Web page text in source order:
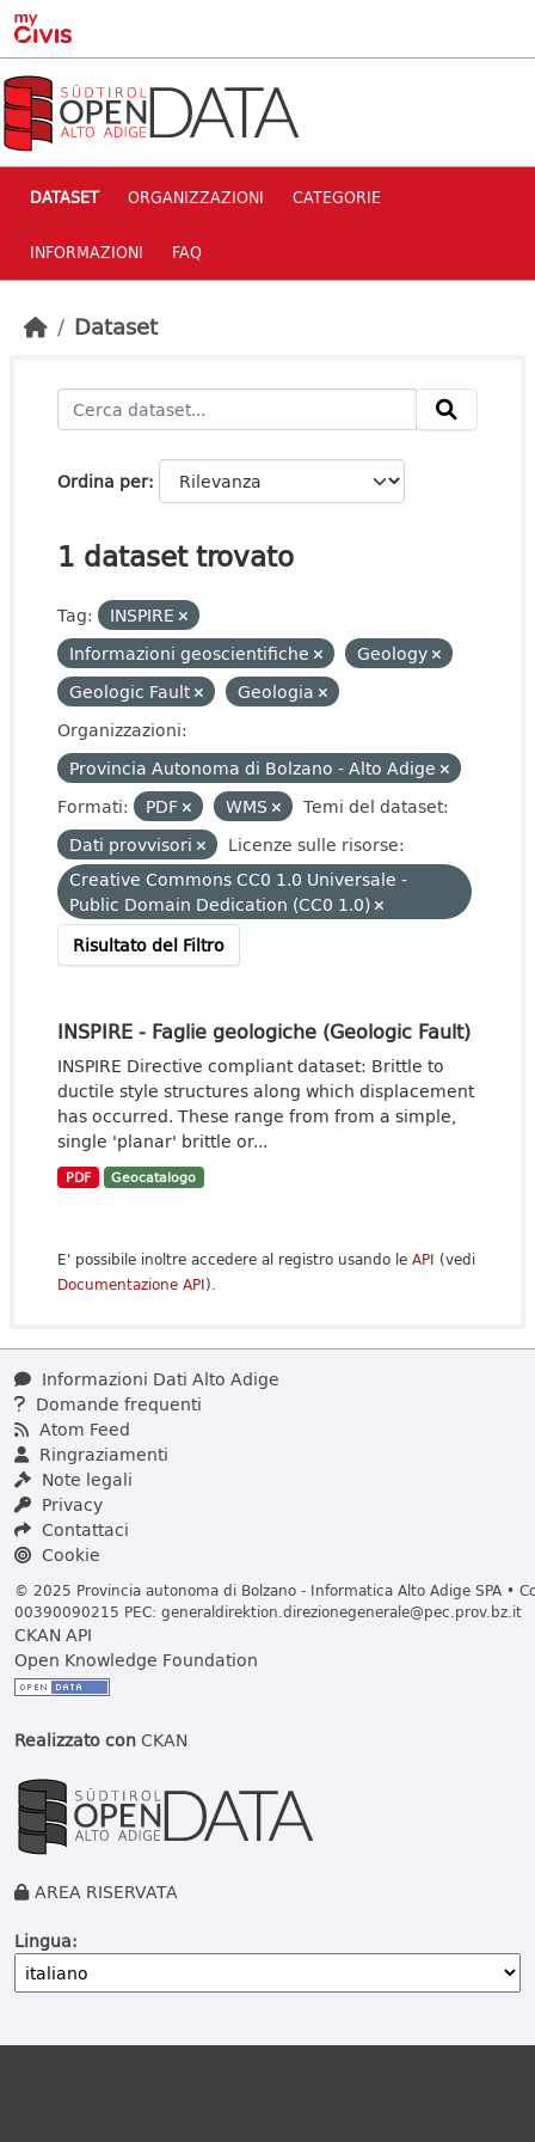
Skip to main content
DATASET ORGANIZZAZIONI CATEGORIE
INFORMAZIONI FAQ
Dataset
Ordina per
1 dataset trovato
Tag:
INSPIRE
Informazioni geoscientifiche
Geology
Geologic Fault
Geologia
Organizzazioni:
Provincia Autonoma di Bolzano - Alto Adige
Formati:
PDF WMS
Temi del dataset:
Dati provvisori
Licenze sulle risorse:
Creative Commons CC0 1.0 Universale -
Public Domain Dedication (CC0 1.0)
Risultato del Filtro
INSPIRE - Faglie geologiche (Geologic Fault)
INSPIRE Directive compliant dataset: Brittle to
ductile style structures along which displacement
has occurred. These range from from a simple,
single 'planar' brittle or...
PDF Geocatalogo
E' possibile inoltre accedere al registro usando le API (vedi
Documentazione API).
Informazioni Dati Alto Adige
Domande frequenti
Atom Feed
Ringraziamenti
Note legali
Privacy
Contattaci
Cookie
© 2025 Provincia autonoma di Bolzano - Informatica Alto Adige SPA •
00390090215 PEC: generaldirektion.direzionegenerale@pec.prov.bz.it
CKAN API
Open Knowledge Foundation
Realizzato conCKAN
AREA RISERVATA
Lingua